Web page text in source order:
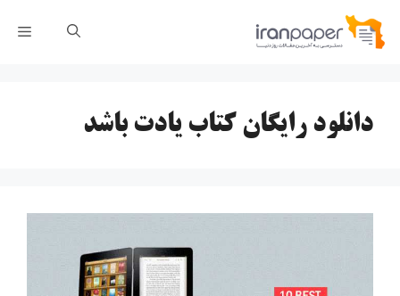
پرش
دانلود رایگان کتاب یادت باشد